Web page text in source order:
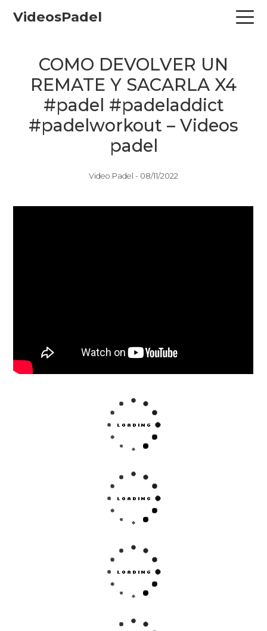
VideosPadel
COMO DEVOLVER UN
REMATE Y SACARLA X4
#padel #padeladdict
#padelworkout – Videos
padel
Video Padel - 08/11/2022